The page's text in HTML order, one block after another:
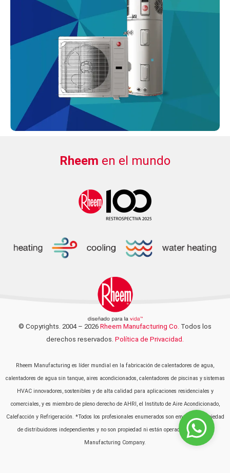
Rheem en el mundo
© Copyrights. 2004 – 2026 Rheem Manufacturing Co. Todos los
derechos reservados. Política de Privacidad.
Rheem Manufacturing es líder mundial en la fabricación de calentadores de agua,
calentadores de agua sin tanque, aires acondicionados, calentadores de piscinas y sistemas
HVAC innovadores, sostenibles y de alta calidad para aplicaciones residenciales y
comerciales, y es miembro de pleno derecho de AHRI, el Instituto de Aire Acondicionado,
Calefacción y Refrigeración. *Todos los profesionales enumerados son empresas propiedad
de distribuidores independientes y no son propiedad ni están operados por Rheem
Manufacturing Company.